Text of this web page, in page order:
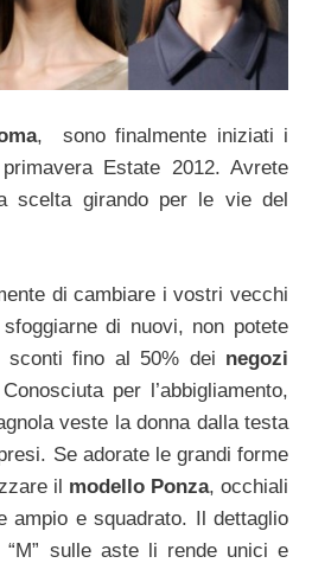
, sono finalmente iniziati i
Estate 2012. Avrete
scelta girando per le vie del
di cambiare i vostri vecchi
di nuovi, non potete
sconti fino al 50% dei negozi
per l’abbigliamento,
veste la donna dalla testa
Se adorate le grandi forme
il modello Ponza, occhiali
ampio e squadrato. Il dettaglio
sulle aste li rende unici e